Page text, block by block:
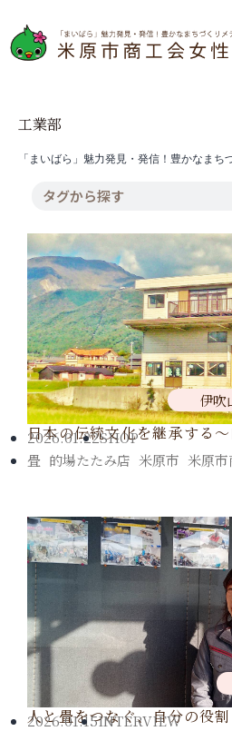
工業部
「まいばら」魅力発見・発信！豊かなまち
伊吹
日本の伝統文化を継承する
2026.01.22SHOP
畳 的場たたみ店 米原市 米原
人と畳をつなぐ、自分の役割
2026.01.15INTERVIEW